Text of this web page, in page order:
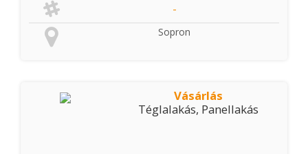
-
Sopron
Vásárlás
Téglalakás, Panellakás